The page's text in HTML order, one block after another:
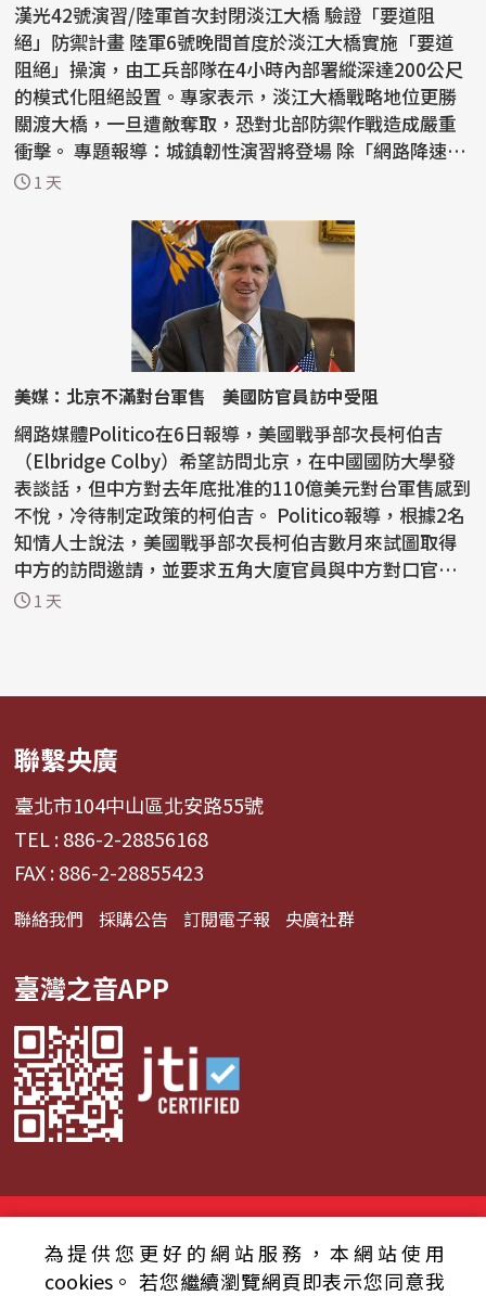
漢光42號演習/陸軍首次封閉淡江大橋 驗證「要道阻
絕」防禦計畫 陸軍6號晚間首度於淡江大橋實施「要道
阻絕」操演，由工兵部隊在4小時內部署縱深達200公尺
的模式化阻絕設置。專家表示，淡江大橋戰略地位更勝
關渡大橋，一旦遭敵奪取，恐對北部防禦作戰造成嚴重
衝擊。 專題報導：城鎮韌性演習將登場 除「網路降速、
躲3...
1 天
美媒：北京不滿對台軍售 美國防官員訪中受阻
網路媒體Politico在6日報導，美國戰爭部次長柯伯吉
（Elbridge Colby）希望訪問北京，在中國國防大學發
表談話，但中方對去年底批准的110億美元對台軍售感到
不悅，冷待制定政策的柯伯吉。 Politico報導，根據2名
知情人士說法，美國戰爭部次長柯伯吉數月來試圖取得
中方的訪問邀請，並要求五角大廈官員與中方對口官員
會...1 天
聯繫央廣
臺北市104中山區北安路55號
TEL : 886-2-28856168
FAX : 886-2-28855423
聯絡我們 採購公告 訂閱電子報 央廣社群
臺灣之音APP
資通安全政策聲明
服務條款 隱私權條款
為提供您更好的網站服務，本網站使用
cookies。 若您繼續瀏覽網頁即表示您同意我